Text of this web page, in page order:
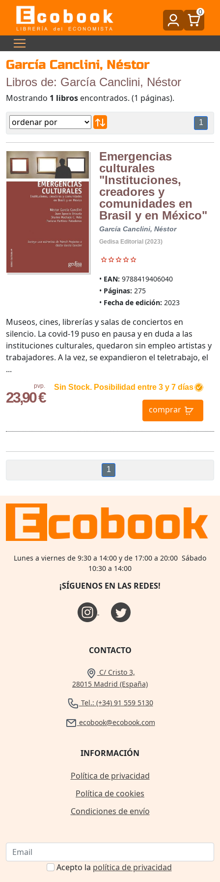
0
García Canclini, Néstor
Libros de: García Canclini, Néstor
Mostrando 1 libros encontrados. (1 páginas).
1
Emergencias
culturales
"Instituciones,
creadores y
comunidades en
Brasil y en México"
García Canclini, Néstor
Gedisa Editorial (2023)
EAN: 9788419406040
Páginas: 275
Fecha de edición: 2023
pvp.
23,90 €
Sin Stock. Posibilidad entre 3 y 7 días
comprar
Museos, cines, librerías y salas de conciertos en
silencio. La covid-19 puso en pausa y en duda a las
instituciones culturales, quedaron sin empleo artistas y
trabajadores. A la vez, se expandieron el teletrabajo, el
...
1
Lunes a viernes de 9:30 a 14:00 y de 17:00 a 20:00 Sábado
10:30 a 14:00
¡SÍGUENOS EN LAS REDES!
CONTACTO
C/ Cristo 3,
28015 Madrid (España)
Tel.: (+34) 91 559 5130
ecobook@ecobook.com
INFORMACIÓN
Política de privacidad
Política de cookies
Condiciones de envío
Acepto la política de privacidad